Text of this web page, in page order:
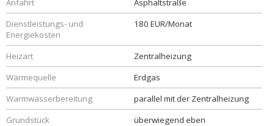
Anfahrt
Asphaltstraße
Dienstleistungs- und
Energiekosten
180 EUR/Monat
Heizart
Zentralheizung
Wärmequelle
Erdgas
Warmwasserbereitung
parallel mit der Zentralheizung
Grundstück
überwiegend eben